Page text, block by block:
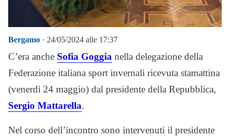
Bergamo · 24/05/2024 alle 17:37
C’era anche Sofia Goggia nella delegazione della
Federazione italiana sport invernali ricevuta stamattina
(venerdì 24 maggio) dal presidente della Repubblica,
Sergio Mattarella.
Nel corso dell’incontro sono intervenuti il presidente